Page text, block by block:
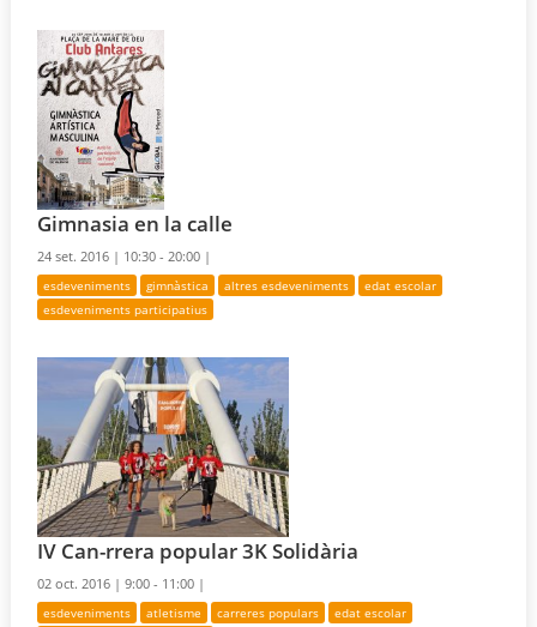
Gimnasia en la calle
24 set. 2016 | 10:30 - 20:00 |
esdeveniments gimnàstica altres esdeveniments
edat escolar
esdeveniments participatius
IV Can-rrera popular 3K Solidària
02 oct. 2016 |9:00 - 11:00 |
esdeveniments atletisme carreres populars
edat escolar